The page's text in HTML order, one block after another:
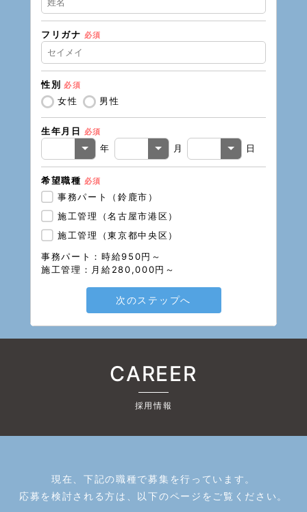
フリガナ 必須
性別 必須
女性 男性
生年月日 必須
年 月 日
希望職種 必須
事務パート（鈴鹿市）
施工管理（名古屋市港区）
施工管理（東京都中央区）
事務パート：時給950円～
施工管理：月給280,000円～
次のステップへ
CAREER
採用情報
現在、下記の職種で募集を行っています。
応募を検討される方は、以下のページをご覧ください。